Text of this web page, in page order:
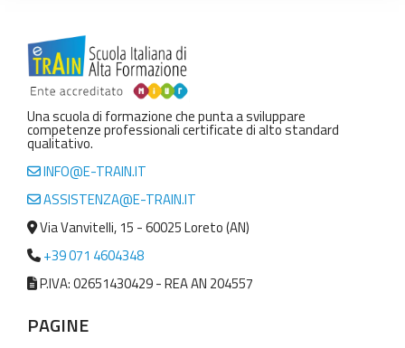
Una scuola di formazione che punta a sviluppare
competenze professionali certificate di alto standard
qualitativo.
INFO@E-TRAIN.IT
ASSISTENZA@E-TRAIN.IT
Via Vanvitelli, 15 - 60025 Loreto (AN)
+39 071 4604348
P.IVA: 02651430429 - REA AN 204557
PAGINE